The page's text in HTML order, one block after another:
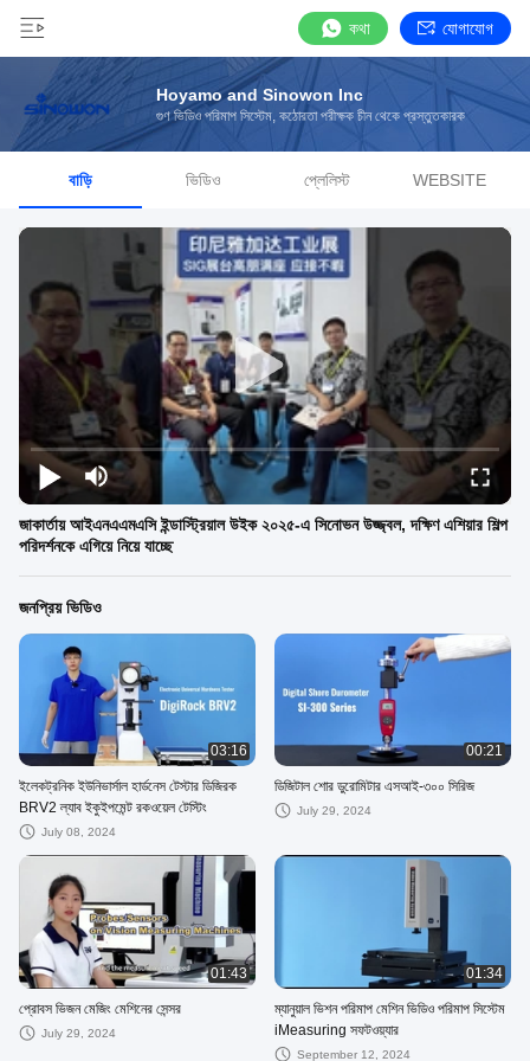
কথা যোগাযোগ
Hoyamo and Sinowon Inc
গুণ ভিডিও পরিমাপ সিস্টেম, কঠোরতা পরীক্ষক চীন থেকে প্রস্তুতকারক
বাড়ি ভিডিও প্লেলিস্ট WEBSITE
জাকার্তায় আইএনএএমএসি ইন্ডাস্ট্রিয়াল উইক ২০২৫-এ সিনোভন উজ্জ্বল, দক্ষিণ এশিয়ার শিল্প
পরিদর্শনকে এগিয়ে নিয়ে যাচ্ছে
জনপ্রিয় ভিডিও
03:16
ইলেকট্রনিক ইউনিভার্সাল হার্ডনেস টেস্টার ডিজিরক
BRV2 ল্যাব ইকুইপমেন্ট রকওয়েল টেস্টিং
July 08, 2024
00:21
ডিজিটাল শোর ডুরোমিটার এসআই-৩০০ সিরিজ
July 29, 2024
01:43
প্রোবস ভিজন মেজিং মেশিনের সেন্সর
July 29, 2024
01:34
ম্যানুয়াল ভিশন পরিমাপ মেশিন ভিডিও পরিমাপ সিস্টেম
iMeasuring সফটওয়্যার
September 12, 2024